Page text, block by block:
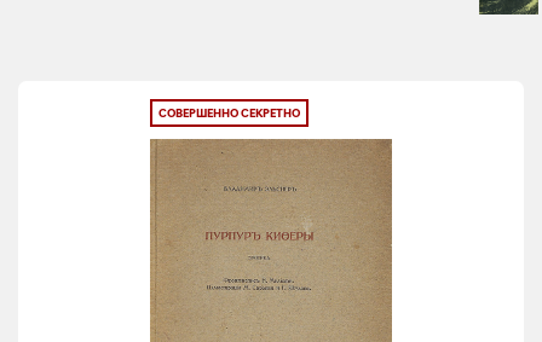
СОВЕРШЕННО СЕКРЕТНО